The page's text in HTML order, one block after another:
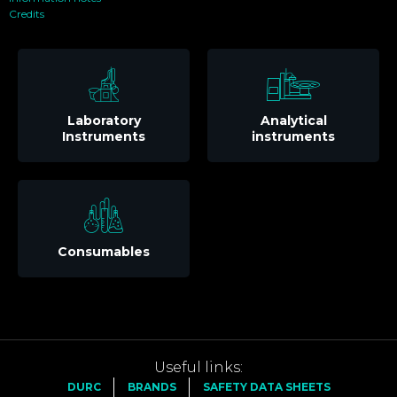
Credits
Laboratory
Instruments
Analytical
instruments
Consumables
Useful links:
DURC BRANDS SAFETY DATA SHEETS